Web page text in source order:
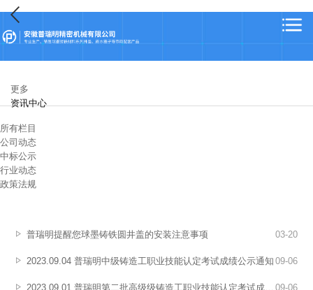
更多
资讯中心
所有栏目
公司动态
中标公示
行业动态
政策法规
03-20
普瑞明提醒您球墨铸铁圆井盖的安装注意事项
09-06
2023.09.04 普瑞明中级铸造工职业技能认定考试成绩公示通知
09-06
2023.09.01 普瑞明第二批高级级铸造工职业技能认定考试成绩公示通知